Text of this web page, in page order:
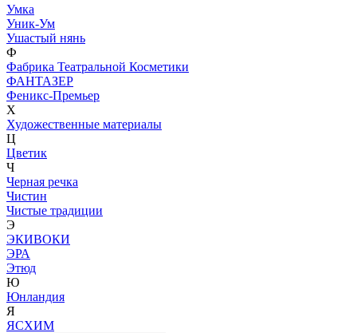
Умка
Уник-Ум
Ушастый нянь
Ф
Фабрика Театральной Косметики
ФАНТАЗЕР
Феникс-Премьер
Х
Художественные материалы
Ц
Цветик
Ч
Черная речка
Чистин
Чистые традиции
Э
ЭКИВОКИ
ЭРА
Этюд
Ю
Юнландия
Я
ЯСХИМ